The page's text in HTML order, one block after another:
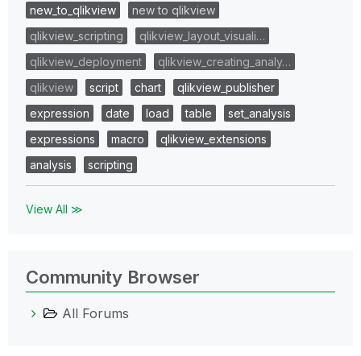
new_to_qlikview
new to qlikview
qlikview_scripting
qlikview_layout_visuali…
qlikview_deployment
qlikview_creating_analy…
qlikview
script chart
qlikview_publisher
expression
date load table
set_analysis
expressions
macro
qlikview_extensions
analysis
scripting
View All ≫
Community Browser
All Forums